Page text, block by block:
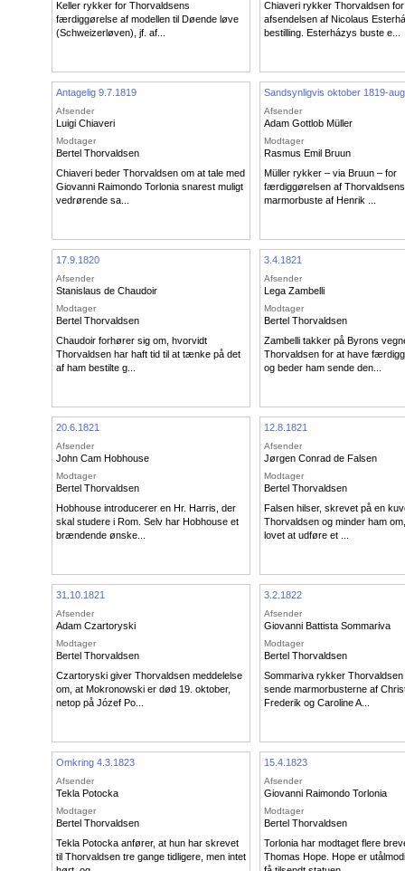
Keller rykker for Thorvaldsens
færdiggørelse af modellen til Døende løve
(Schweizerløven), jf. af...
Chiaveri rykker Thorvaldsen for
afsendelsen af Nicolaus
bestilling. Esterházys buste e...
Antagelig 9.7.1819
Afsender
Luigi Chiaveri
Modtager
Bertel Thorvaldsen
Chiaveri beder Thorvaldsen om at tale med
Giovanni Raimondo Torlonia snarest muligt
vedrørende sa...
Sandsynligvis oktober 1819-
Afsender
Adam Gottlob Müller
Modtager
Rasmus Emil Bruun
Müller rykker – via Bruun – for
færdiggørelsen af Thorvaldsens
marmorbuste af Henrik ...
17.9.1820
Afsender
Stanislaus de Chaudoir
Modtager
Bertel Thorvaldsen
Chaudoir forhører sig om, hvorvidt
Thorvaldsen har haft tid til at tænke på det
af ham bestilte g...
3.4.1821
Afsender
Lega Zambelli
Modtager
Bertel Thorvaldsen
Zambelli takker på Byrons
Thorvaldsen for at have
og beder ham sende den...
20.6.1821
Afsender
John Cam Hobhouse
Modtager
Bertel Thorvaldsen
Hobhouse introducerer en Hr. Harris, der
skal studere i Rom. Selv har Hobhouse et
brændende ønske...
12.8.1821
Afsender
Jørgen Conrad de Falsen
Modtager
Bertel Thorvaldsen
Falsen hilser, skrevet på en
Thorvaldsen og minder ham
lovet at udføre et ...
31.10.1821
Afsender
Adam Czartoryski
Modtager
Bertel Thorvaldsen
Czartoryski giver Thorvaldsen meddelelse
om, at Mokronowski er død 19. oktober,
netop på Józef Po...
3.2.1822
Afsender
Giovanni Battista Sommariva
Modtager
Bertel Thorvaldsen
Sommariva rykker Thorvaldsen
sende marmorbusterne af
Frederik og Caroline A...
Omkring 4.3.1823
Afsender
Tekla Potocka
Modtager
Bertel Thorvaldsen
Tekla Potocka anfører, at hun har skrevet
til Thorvaldsen tre gange tidligere, men intet
15.4.1823
Afsender
Giovanni Raimondo Torlonia
Modtager
Bertel Thorvaldsen
Torlonia har modtaget flere
Thomas Hope. Hope er